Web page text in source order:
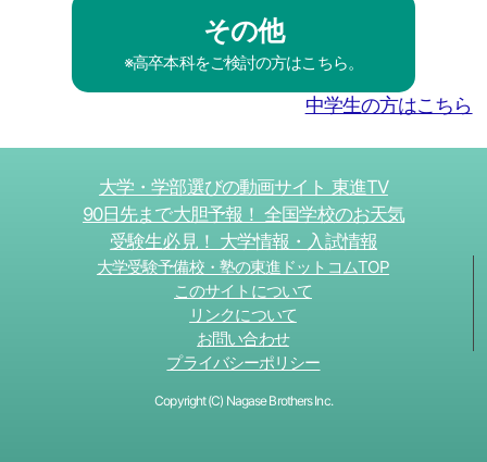
その他
※高卒本科をご検討の方はこちら。
中学生の方はこちら
大学・学部選びの動画サイト 東進TV
90日先まで大胆予報！ 全国学校のお天気
受験生必見！ 大学情報・入試情報
大学受験予備校・塾の東進ドットコムTOP
このサイトについて
リンクについて
お問い合わせ
プライバシーポリシー
Copyright (C) Nagase Brothers Inc.